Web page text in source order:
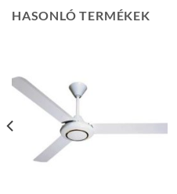
HASONLÓ TERMÉKEK